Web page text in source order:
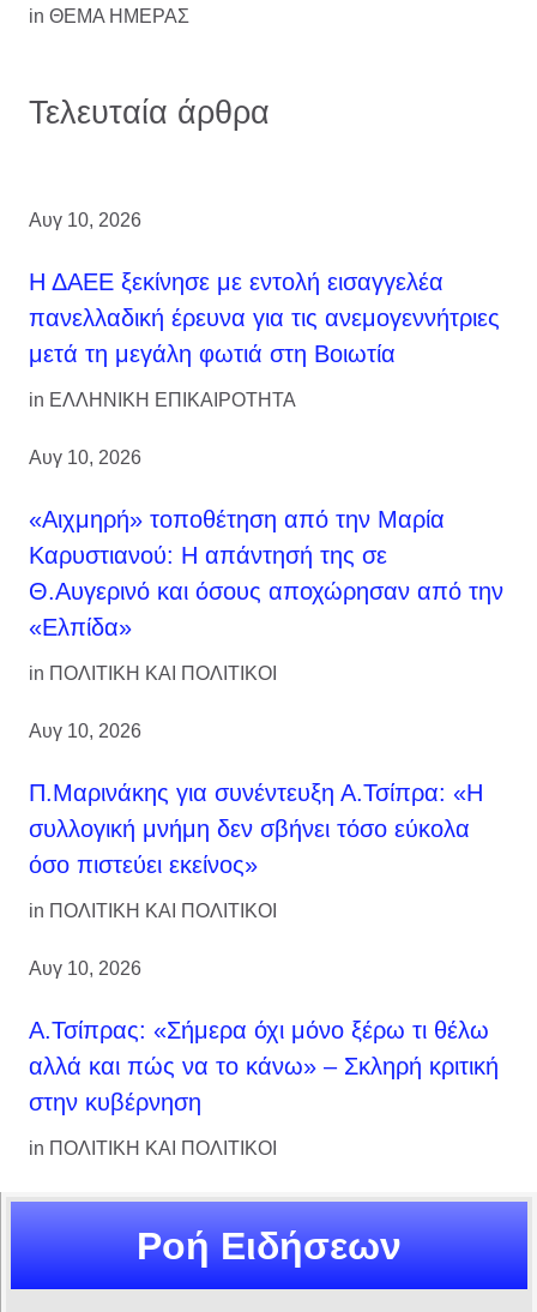
in ΘΕΜΑ ΗΜΕΡΑΣ
Τελευταία άρθρα
Αυγ 10, 2026
Η ΔΑΕΕ ξεκίνησε με εντολή εισαγγελέα
πανελλαδική έρευνα για τις ανεμογεννήτριες
μετά τη μεγάλη φωτιά στη Βοιωτία
in ΕΛΛΗΝΙΚΗ ΕΠΙΚΑΙΡΟΤΗΤΑ
Αυγ 10, 2026
«Αιχμηρή» τοποθέτηση από την Μαρία
Καρυστιανού: Η απάντησή της σε
Θ.Αυγερινό και όσους αποχώρησαν από την
«Ελπίδα»
in ΠΟΛΙΤΙΚΗ ΚΑΙ ΠΟΛΙΤΙΚΟΙ
Αυγ 10, 2026
Π.Μαρινάκης για συνέντευξη Α.Τσίπρα: «Η
συλλογική μνήμη δεν σβήνει τόσο εύκολα
όσο πιστεύει εκείνος»
in ΠΟΛΙΤΙΚΗ ΚΑΙ ΠΟΛΙΤΙΚΟΙ
Αυγ 10, 2026
Α.Τσίπρας: «Σήμερα όχι μόνο ξέρω τι θέλω
αλλά και πώς να το κάνω» – Σκληρή κριτική
στην κυβέρνηση
in ΠΟΛΙΤΙΚΗ ΚΑΙ ΠΟΛΙΤΙΚΟΙ
Ροή Ειδήσεων